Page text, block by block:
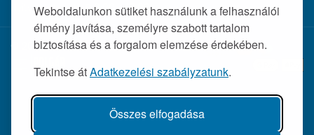
Weboldalunkon sütiket használunk a felhasználói
élmény javítása, személyre szabott tartalom
biztosítása és a forgalom elemzése érdekében.
Tekintse átAdatkezelési szabályzatunk.
Összes elfogadása
Nyitvatartás:H-P 8:00 - 17:00
© 2026 Wolf Orvosi Műszer Kft. |